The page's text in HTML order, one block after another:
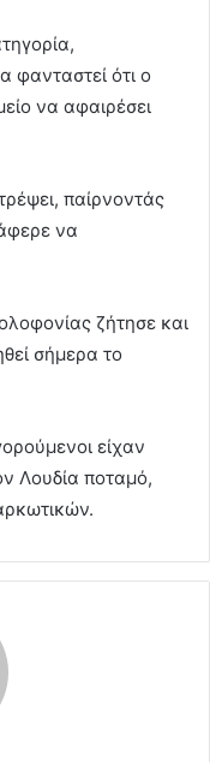
φανταστεί ότι ο
να αφαιρέσει
παίρνοντάς
να
ζήτησε και
σήμερα το
είχαν
Λουδία ποταμό,